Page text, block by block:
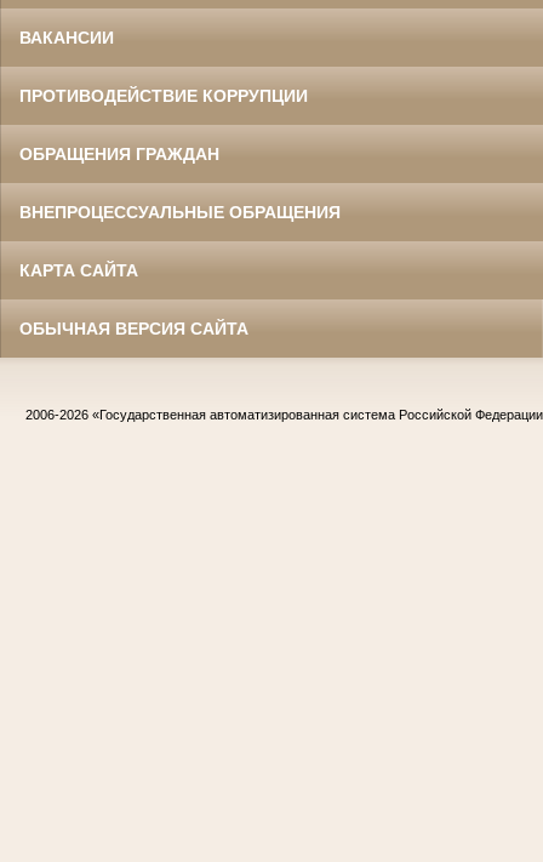
ВАКАНСИИ
ПРОТИВОДЕЙСТВИЕ КОРРУПЦИИ
ОБРАЩЕНИЯ ГРАЖДАН
ВНЕПРОЦЕССУАЛЬНЫЕ ОБРАЩЕНИЯ
КАРТА САЙТА
ОБЫЧНАЯ ВЕРСИЯ САЙТА
2006-2026 «Государственная автоматизированная система Российской